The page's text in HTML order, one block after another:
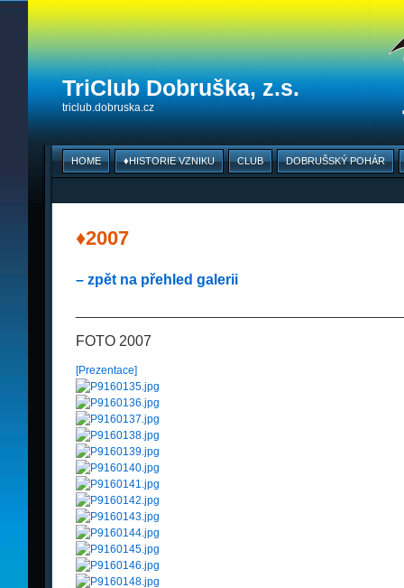
TriClub Dobruška, z.s.
triclub.dobruska.cz
HOME ♦HISTORIE VZNIKU CLUB DOBRUŠSKÝ POHÁR
♦2007
– zpět na přehled galerii
FOTO 2007
[Prezentace]